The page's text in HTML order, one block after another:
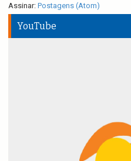
Assinar: Postagens (Atom)
YouTube